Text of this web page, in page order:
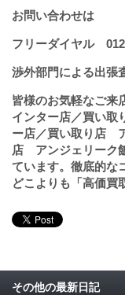
お問い合わせは
フリーダイヤル
渉外部門による出
皆様のお気軽なご
インター店／買い
ー店／買い取り店
店 アンジェリーク
ています。徹底的な
どこよりも「高価買
その他の最新日記